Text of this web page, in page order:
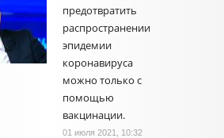
предотвратить
распространении
эпидемии
коронавируса
можно только с
помощью
вакцинации.
01 июля 2021, 10:32